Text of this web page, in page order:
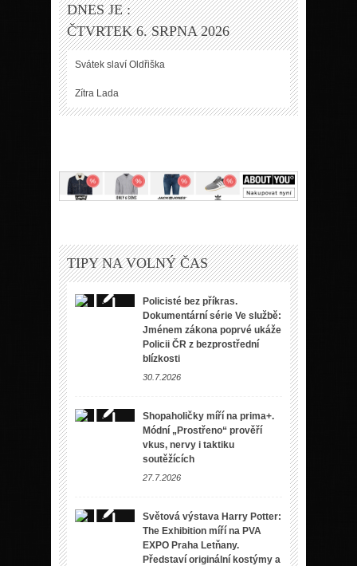
DNES JE :
ČTVRTEK 6. SRPNA 2026
Svátek slaví Oldřiška
Zítra Lada
TIPY NA VOLNÝ ČAS
Policisté bez příkras.
Dokumentární série Ve službě:
Jménem zákona poprvé ukáže
Policii ČR z bezprostřední
blízkosti
30.7.2026
Shopaholičky míří na prima+.
Módní „Prostřeno“ prověří
vkus, nervy i taktiku
soutěžících
27.7.2026
Světová výstava Harry Potter:
The Exhibition míří na PVA
EXPO Praha Letňany.
Představí originální kostýmy a